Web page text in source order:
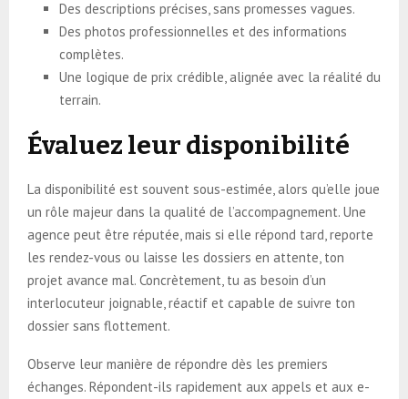
Des descriptions précises, sans promesses vagues.
Des photos professionnelles et des informations
complètes.
Une logique de prix crédible, alignée avec la réalité du
terrain.
Évaluez leur disponibilité
La disponibilité est souvent sous-estimée, alors qu’elle joue
un rôle majeur dans la qualité de l’accompagnement. Une
agence peut être réputée, mais si elle répond tard, reporte
les rendez-vous ou laisse les dossiers en attente, ton
projet avance mal. Concrètement, tu as besoin d’un
interlocuteur joignable, réactif et capable de suivre ton
dossier sans flottement.
Observe leur manière de répondre dès les premiers
échanges. Répondent-ils rapidement aux appels et aux e-